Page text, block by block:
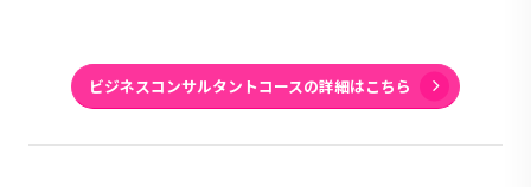
ビジネスコンサルタントコースの詳細はこちら